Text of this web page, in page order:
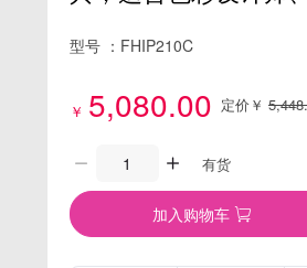
型号 ： FHIP210C
￥ 5,080.00 定价￥
有货
加入购物车